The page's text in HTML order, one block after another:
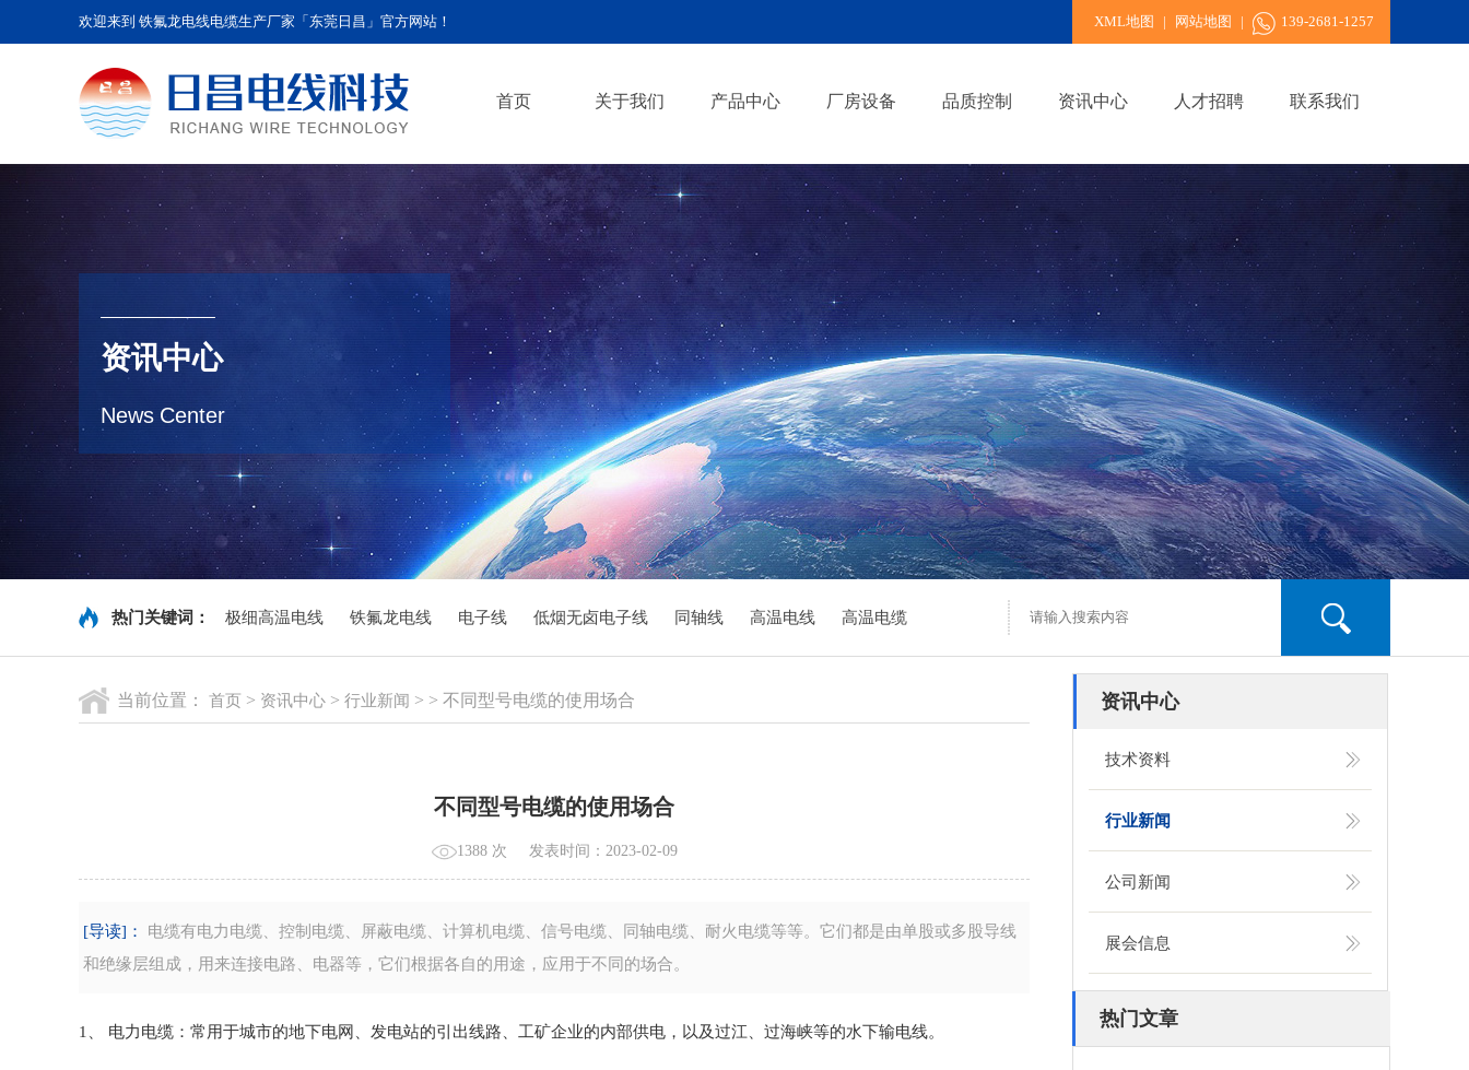
欢迎来到 铁氟龙电线电缆生产厂家「东莞日昌」官方网站！ XML地图 | 网站地图 | 139-2681-1257
首页 关于我们 产品中心 厂房设备 品质控制 资讯中心 人才招聘 联系我们
资讯中心
News Center
热门关键词： 极细高温电线 铁氟龙电线 电子线 低烟无卤电子线 同轴线 高温电线 高温电缆
当前位置： 首页 > 资讯中心 > 行业新闻 > > 不同型号电缆的使用场合
不同型号电缆的使用场合
1388 次 发表时间：2023-02-09
[导读]：
电缆有电力电缆、控制电缆、屏蔽电缆、计算机电缆、信号电缆、同轴电缆、耐火电缆等等。它们都是由单股或多股导线
和绝缘层组成，用来连接电路、电器等，它们根据各自的用途，应用于不同的场合。
1、 电力电缆：常用于城市的地下电网、发电站的引出线路、工矿企业的内部供电，以及过江、过海峡等的水下输电线。
资讯中心
技术资料
行业新闻
公司新闻
展会信息
热门文章